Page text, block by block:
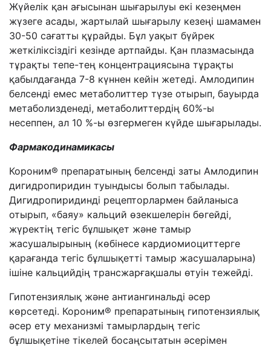
Жүйелік қан ағысынан шығарылуы екі кезеңмен
жүзеге асады, жартылай шығарылу кезеңі шамамен
30-50 сағатты құрайды. Бұл уақыт бүйрек
жеткіліксіздігі кезінде артпайды. Қан плазмасында
тұрақты тепе-тең концентрациясына тұрақты
қабылдағанда 7-8 күннен кейін жетеді. Амлодипин
белсенді емес метаболиттер түзе отырып, бауырда
метаболизденеді, метаболиттердің 60%-ы
несеппен, ал 10 %-ы өзгермеген күйде шығарылады.
Фармакoдинамикасы
Короним® препаратының белсенді заты Амлодипин
дигидропиридин туындысы болып табылады.
Дигидропиридинді рецепторлармен байланыса
отырып, «баяу» кальций өзекшелерін бөгейді,
жүректің тегіс бұлшықет және тамыр
жасушалырының (көбінесе кардиомиоциттерге
қарағанда тегіс бұлшықетті тамыр жасушаларына)
ішіне кальцийдің трансжарғақшалы өтуін тежейді.
Гипотензиялық және антиангинальді әсер
көрсетеді. Короним® препаратының гипотензиялық
әсер ету механизмі тамырлардың тегіс
бұлшықетіне тікелей босаңсытатын әсерімен